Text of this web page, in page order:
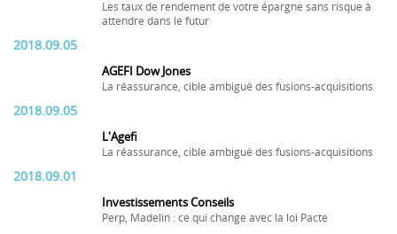
Les taux de rendement de votre épargne sans risque à
attendre dans le futur
2018.09.05
AGEFI Dow Jones
La réassurance, cible ambiguë des fusions-acquisitions
2018.09.05
L'Agefi
La réassurance, cible ambiguë des fusions-acquisitions
2018.09.01
Investissements Conseils
Perp, Madelin : ce qui change avec la loi Pacte